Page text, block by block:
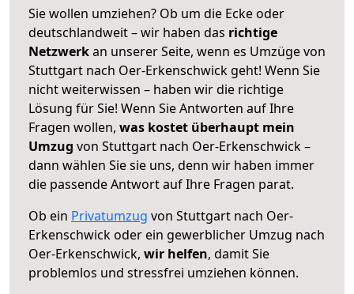
Sie wollen umziehen? Ob um die Ecke oder
deutschlandweit – wir haben das richtige
Netzwerkan unserer Seite, wenn es Umzüge von
Stuttgart nach Oer-Erkenschwick geht! Wenn Sie
nicht weiterwissen – haben wir die richtige
Lösung für Sie! Wenn Sie Antworten auf Ihre
Fragen wollen, was kostet überhaupt mein
Umzug von Stuttgart nach Oer-Erkenschwick –
dann wählen Sie sie uns, denn wir haben immer
die passende Antwort auf Ihre Fragen parat.
Ob ein Privatumzug von Stuttgart nach Oer-
Erkenschwick oder ein gewerblicher Umzug nach
Oer-Erkenschwick, wir helfen, damit Sie
problemlos und stressfrei umziehen können.